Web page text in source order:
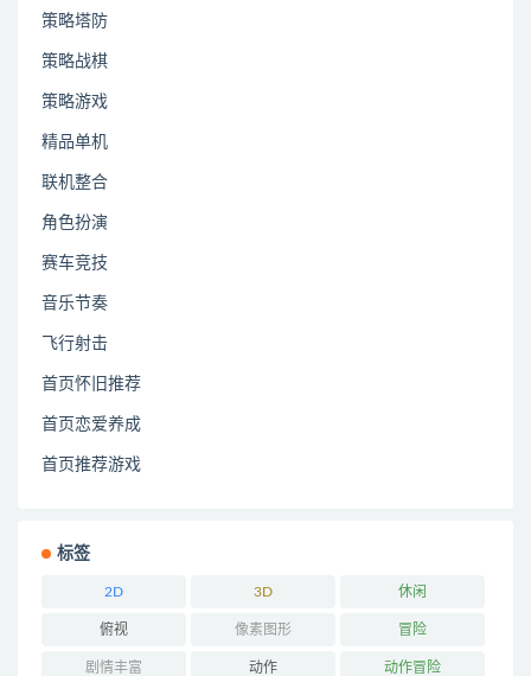
策略塔防
策略战棋
策略游戏
精品单机
联机整合
角色扮演
赛车竞技
音乐节奏
飞行射击
首页怀旧推荐
首页恋爱养成
首页推荐游戏
标签
2D 3D 休闲
俯视 像素图形 冒险
剧情丰富 动作 动作冒险